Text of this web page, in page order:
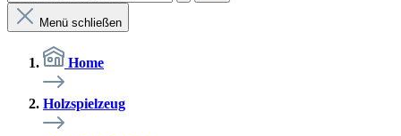
Menü schließen
Home
Holzspielzeug